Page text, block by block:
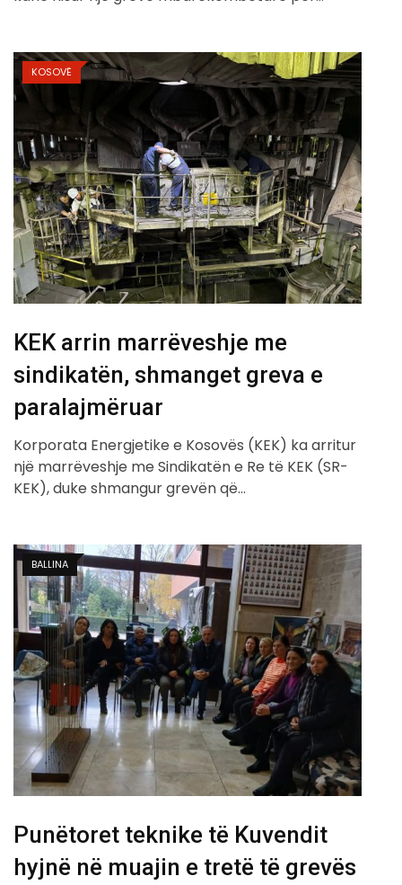
KOSOVË
KEK arrin marrëveshje me
sindikatën, shmanget greva e
paralajmëruar
Korporata Energjetike e Kosovës (KEK) ka arritur
një marrëveshje me Sindikatën e Re të KEK (SR-
KEK), duke shmangur grevën që…
BALLINA
Punëtoret teknike të Kuvendit
hyjnë në muajin e tretë të grevës